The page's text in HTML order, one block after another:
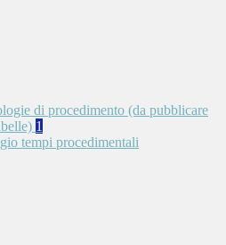
di procedimento (da pubblicare
1
tempi procedimentali